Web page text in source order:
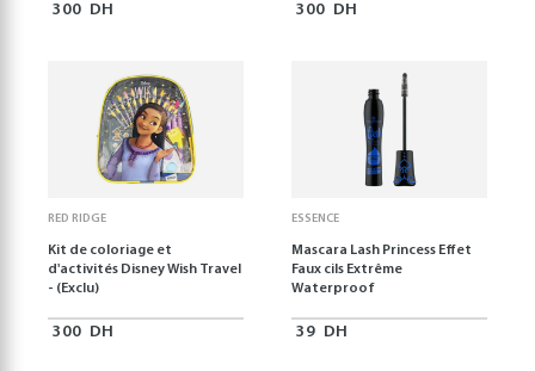
300 DH 300 DH
RED RIDGE
Kit de coloriage et
d'activités Disney Wish Travel
- (Exclu)
300 DH
ESSENCE
Mascara Lash Princess Effet
Faux cils Extrême
Waterproof
39 DH